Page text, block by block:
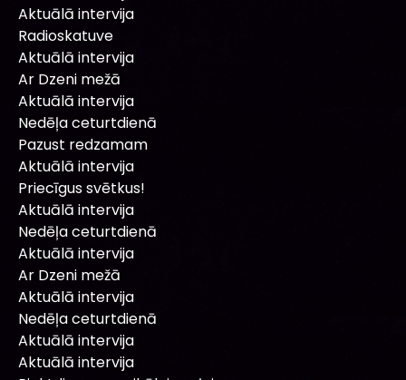
Aktuālā intervija
Radioskatuve
Aktuālā intervija
Ar Dzeni mežā
Aktuālā intervija
Nedēļa ceturtdienā
Pazust redzamam
Aktuālā intervija
Priecīgus svētkus!
Aktuālā intervija
Nedēļa ceturtdienā
Aktuālā intervija
Ar Dzeni mežā
Aktuālā intervija
Nedēļa ceturtdienā
Aktuālā intervija
Aktuālā intervija